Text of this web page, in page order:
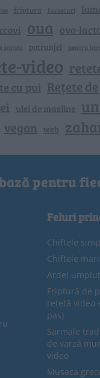
friptura fursecuri
oua ovo-
sarata patrunjel pentru
video
cu pui Rețete
ulei de masline
vegan web
pentru
Feluri
Chiftele
Chiftele
Ardei
Friptură de
rețetă video
pas)
Sarmale
de varză
video
Musaca